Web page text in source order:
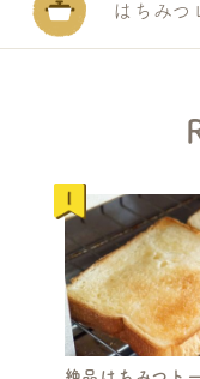
はちみつ
S
E
H